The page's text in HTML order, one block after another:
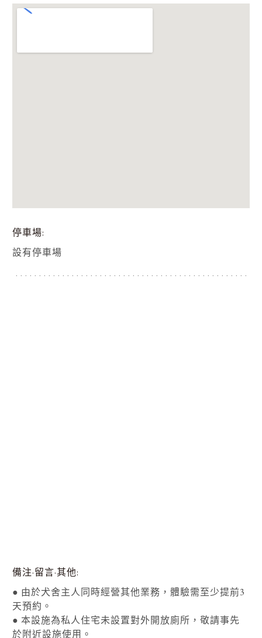
停車場
設有停車場
備注·留言·其他
● 由於犬舍主人同時經營其他業務，體驗需至少提前3
天預約。
● 本設施為私人住宅未設置對外開放廁所，敬請事先
於附近設施使用。